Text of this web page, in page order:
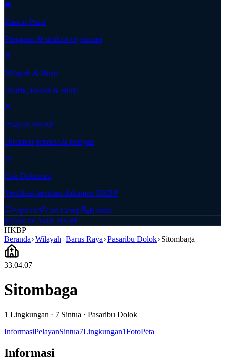
Kantor Pusat
Pimpinan & struktur organisasi
Wilayah & Huria
Distrik, Resort & Huria
Pelayan HKBP
Direktori pendeta & pelayan
Cek Dokumen
Verifikasi keaslian dokumen HKBP
Aspirasi Cari Gereja
Kontak
Masuk ke Akun HKBP
HKBP
Beranda Wilayah Barus Raya Pasaribu Dolok Sitombaga
33.04.07
Sitombaga
1 Lingkungan · 7 Sintua · Pasaribu Dolok
InformasiPelayanSintua7Lingkungan1FotoPeta
Informasi